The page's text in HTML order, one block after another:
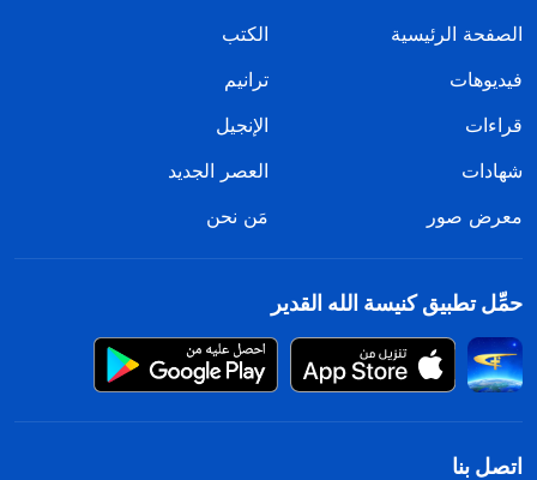
الصفحة الرئيسية
الكتب
فيديوهات
ترانيم
قراءات
الإنجيل
شهادات
العصر الجديد
معرض صور
مَن نحن
حمِّل تطبيق كنيسة الله القدير
اتصل بنا